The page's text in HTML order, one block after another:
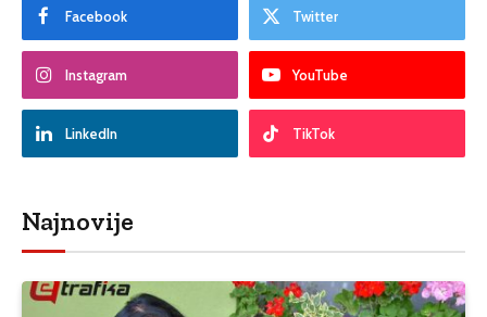
Facebook Twitter
Instagram YouTube
LinkedIn TikTok
Najnovije